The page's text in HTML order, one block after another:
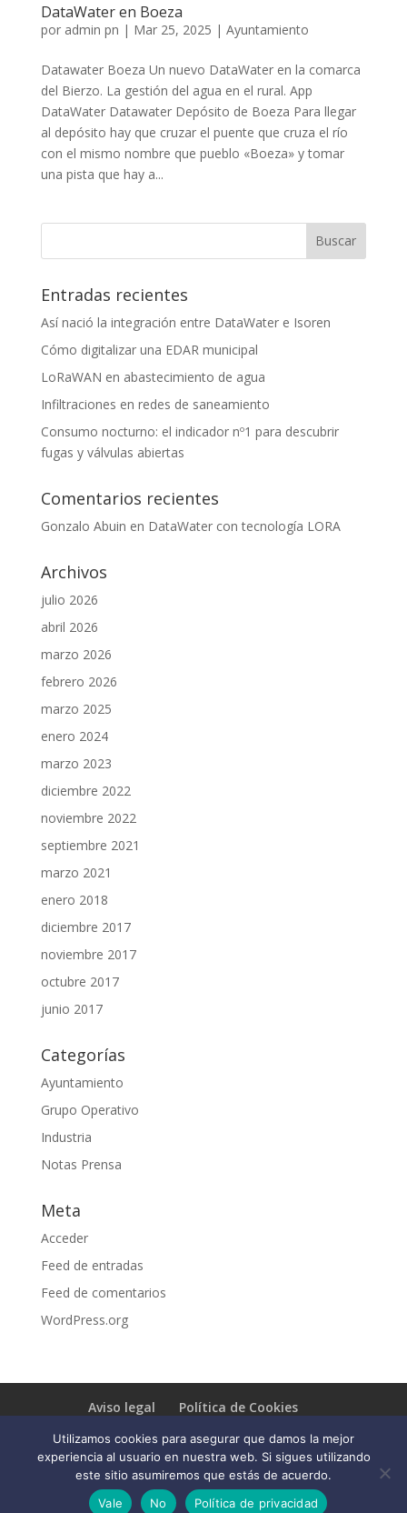
DataWater en Boeza
por admin pn | Mar 25, 2025 | Ayuntamiento
Datawater Boeza Un nuevo DataWater en la comarca
del Bierzo. La gestión del agua en el rural. App
DataWater Datawater Depósito de Boeza Para llegar
al depósito hay que cruzar el puente que cruza el río
con el mismo nombre que pueblo «Boeza» y tomar
una pista que hay a...
Entradas recientes
Así nació la integración entre DataWater e Isoren
Cómo digitalizar una EDAR municipal
LoRaWAN en abastecimiento de agua
Infiltraciones en redes de saneamiento
Consumo nocturno: el indicador nº1 para descubrir
fugas y válvulas abiertas
Comentarios recientes
Gonzalo Abuin en DataWater con tecnología LORA
Archivos
julio 2026
abril 2026
marzo 2026
febrero 2026
marzo 2025
enero 2024
marzo 2023
diciembre 2022
noviembre 2022
septiembre 2021
marzo 2021
enero 2018
diciembre 2017
noviembre 2017
octubre 2017
junio 2017
Categorías
Ayuntamiento
Grupo Operativo
Industria
Notas Prensa
Meta
Acceder
Feed de entradas
Feed de comentarios
WordPress.org
Aviso legal
Política de Cookies
Un producto de Perfect Numbers
Utilizamos cookies para asegurar que damos la mejor
experiencia al usuario en nuestra web. Si sigues utilizando
este sitio asumiremos que estás de acuerdo.
Vale
No Política de privacidad